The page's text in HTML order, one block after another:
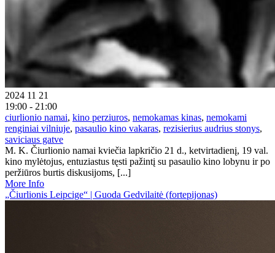
2024 11 21
19:00 - 21:00
ciurlionio namai, kino perziuros, nemokamas kinas, nemokami
renginiai vilniuje, pasaulio kino vakaras, rezisierius audrius stonys,
saviciaus gatve
M. K. Čiurlionio namai kviečia lapkričio 21 d., ketvirtadienį, 19 val.
kino mylėtojus, entuziastus tęsti pažintį su pasaulio kino lobynu ir po
peržiūros burtis diskusijoms, [...]
More Info
„Čiurlionis Leipcige“ | Guoda Gedvilaitė (fortepijonas)